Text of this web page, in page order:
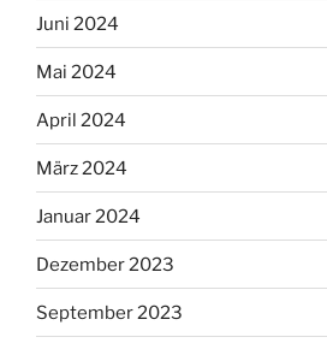
Juni 2024
Mai 2024
April 2024
März 2024
Januar 2024
Dezember 2023
September 2023